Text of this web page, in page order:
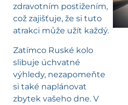
zdravotním postižením,
což zajišťuje, že si tuto
atrakci může užít každý.
Zatímco Ruské kolo
slibuje úchvatné
výhledy, nezapomeňte
si také naplánovat
zbytek vašeho dne. V